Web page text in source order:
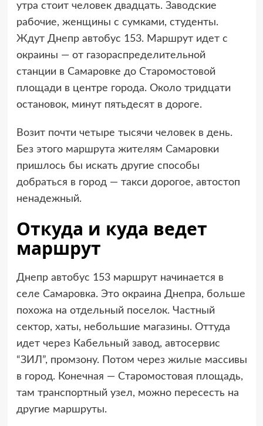
утра стоит человек двадцать. Заводские
рабочие, женщины с сумками, студенты.
Ждут Днепр автобус 153. Маршрут идет с
окраины — от газораспределительной
станции в Самаровке до Старомостовой
площади в центре города. Около тридцати
остановок, минут пятьдесят в дороге.
Возит почти четыре тысячи человек в день.
Без этого маршрута жителям Самаровки
пришлось бы искать другие способы
добраться в город — такси дорогое, автостоп
ненадежный.
Откуда и куда ведет
маршрут
Днепр автобус 153 маршрут начинается в
селе Самаровка. Это окраина Днепра, больше
похожа на отдельный поселок. Частный
сектор, хаты, небольшие магазины. Оттуда
идет через Кабельный завод, автосервис
“ЗИЛ”, промзону. Потом через жилые массивы
в город. Конечная — Старомостовая площадь,
там транспортный узел, можно пересесть на
другие маршруты.